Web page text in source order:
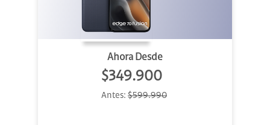
Ahora Desde
$349.900
Antes: $599.990